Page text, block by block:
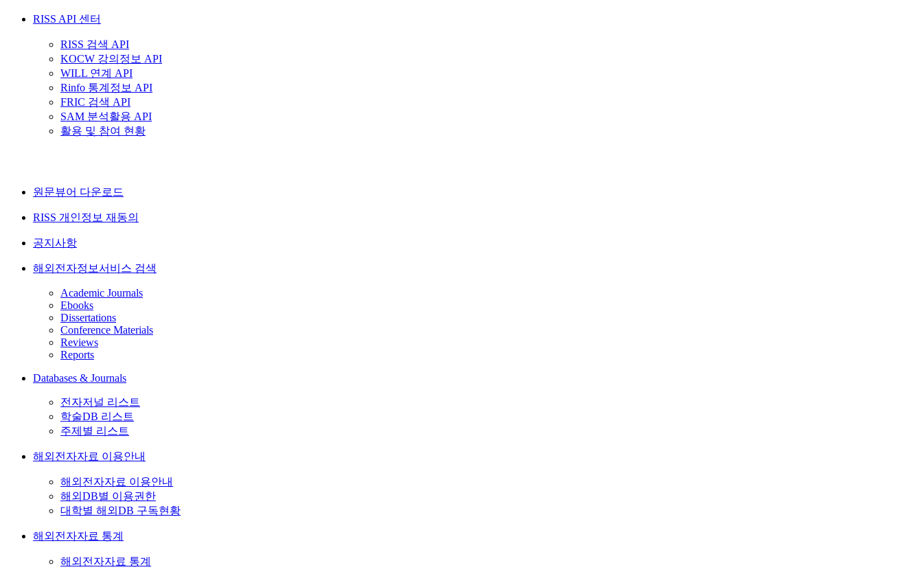
RISS API 센터
RISS 검색 API
KOCW 강의정보 API
WILL 연계 API
Rinfo 통계정보 API
FRIC 검색 API
SAM 분석활용 API
활용 및 참여 현황
원문뷰어 다운로드
RISS 개인정보 재동의
공지사항
해외전자정보서비스 검색
Academic Journals
Ebooks
Dissertations
Conference Materials
Reviews
Reports
Databases & Journals
전자저널 리스트
학술DB 리스트
주제별 리스트
해외전자자료 이용안내
해외전자자료 이용안내
해외DB별 이용권한
대학별 해외DB 구독현황
해외전자자료 통계
해외전자자료 통계